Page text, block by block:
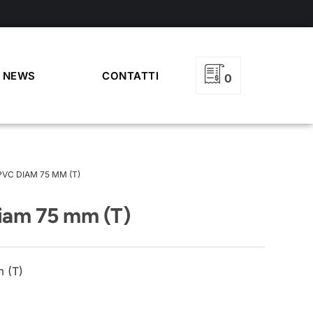
NEWS CONTATTI 0
DIAM 75 MM (T)
75 mm (T)
(T)